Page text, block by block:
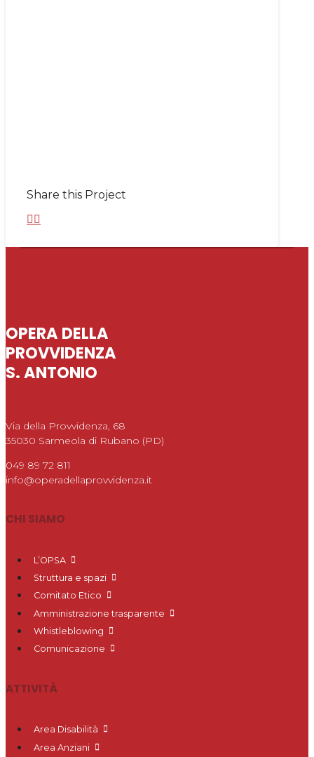
Share this Project
OPERA DELLA
PROVVIDENZA
S. ANTONIO
Via della Provvidenza, 68
35030 Sarmeola di Rubano (PD)
049 89 72 811
info@operadellaprovvidenza.it
CHI SIAMO
L’OPSA
Struttura e spazi
Comitato Etico
Amministrazione trasparente
Whistleblowing
Comunicazione
ATTIVITÀ
Area Disabilità
Area Anziani